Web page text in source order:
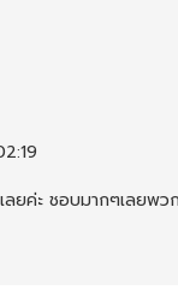
ลยค่ะ ชอบมากๆเลยพ